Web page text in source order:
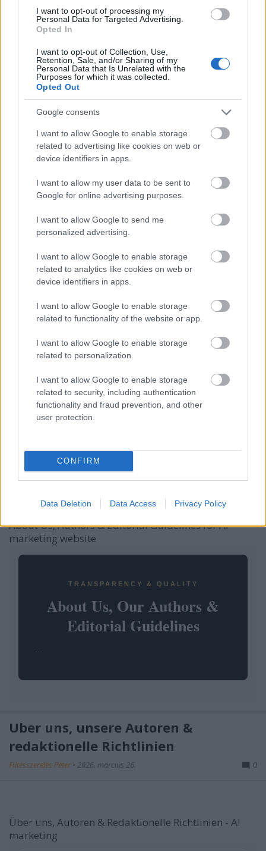
I want to opt-out of processing my
Personal Data for Targeted Advertising.
Opted In
I want to opt-out of Collection, Use,
Retention, Sale, and/or Sharing of my
Personal Data that Is Unrelated with the
Purposes for which it was collected.
Opted Out
Google consents
I want to allow Google to enable storage
related to advertising like cookies on web or
device identifiers in apps.
I want to allow my user data to be sent to
Google for online advertising purposes.
I want to allow Google to send me
personalized advertising.
I want to allow Google to enable storage
related to analytics like cookies on web or
device identifiers in apps.
I want to allow Google to enable storage
related to functionality of the website or app.
I want to allow Google to enable storage
related to personalization.
I want to allow Google to enable storage
related to security, including authentication
functionality and fraud prevention, and other
user protection.
CONFIRM
Data Deletion Data Access Privacy Policy
Polikarbonát lemez:
A modern és tartós
Rólunk, Szerzőinkről & Szerkesztési
Irányelveinkről
Fűtésszerelés Péter• 2026. március 26.
marketing
ÁTLÁTHATÓSÁG & MINŐSÉG
Rólunk, Szerzőinkről &
Szerkesztési ...
Guidelines
Fűtésszerelés Péter•2026. március 26.
About Us, Authors & Editorial Guidelines for AI
marketing website
TRANSPARENCY & QUALITY
About Us, Our Authors &
Editorial Guidelines
Über uns, unsere Autoren &
redaktionelle Richtlinien
Fűtésszerelés Péter • 2026. március 26. 0
Über uns, Autoren & Redaktionelle Richtlinien - AI
marketing